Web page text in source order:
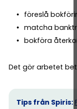
föreslå
matcha
bokföra
Det gör arbetet
Tips från Spiris: